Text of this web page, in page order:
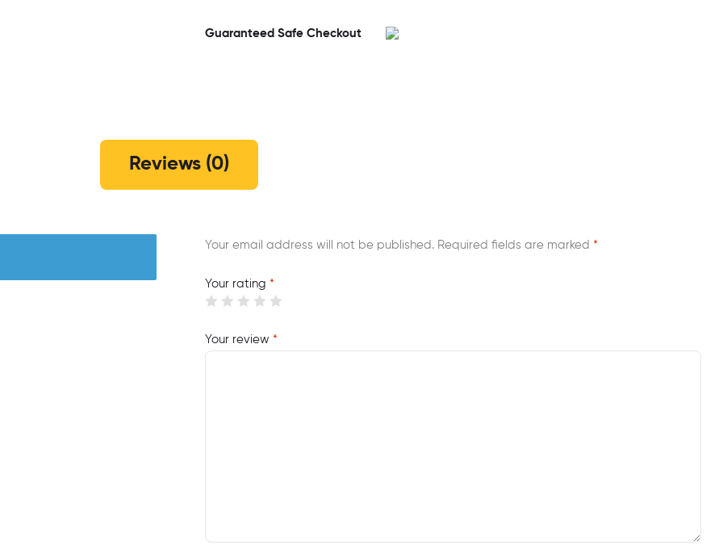
Guaranteed Safe Checkout
Reviews (0)
Your email address will not be published. Required fields are marked *
Your rating *
Your review *